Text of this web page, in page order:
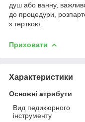
душ або ванну,
до процедури,
з терткою.
Приховати
Характеристики
Основні атрибути
Вид педикюрного
інструменту